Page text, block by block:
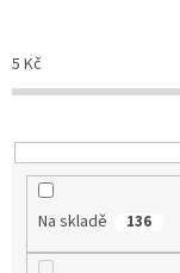
o
d
k
t
5 Kč
Na skladě 136